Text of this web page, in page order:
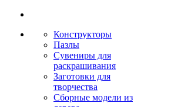
Конструкторы
Пазлы
Сувениры для
раскрашивания
Заготовки для
творчества
Сборные модели из